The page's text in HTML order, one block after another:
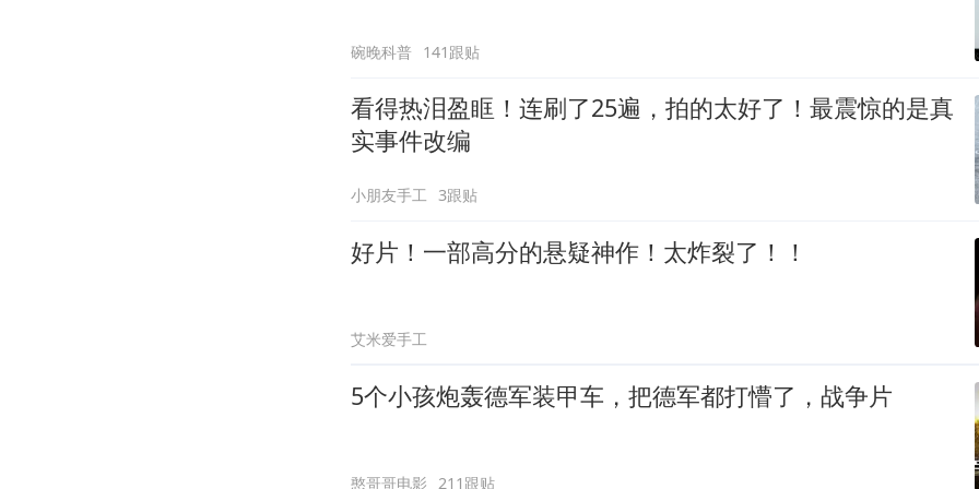
碗晚科普 141跟贴
看得热泪盈眶！连刷了25遍，拍的太好了！最震惊的是真
实事件改编
小朋友手工 3跟贴
好片！一部高分的悬疑神作！太炸裂了！！
艾米爱手工
5个小孩炮轰德军装甲车，把德军都打懵了，战争片
憨哥哥电影 211跟贴